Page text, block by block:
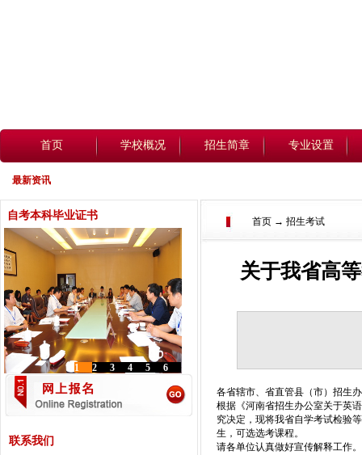
首页 学校概况 招生简章 专业设置
最新资讯
自考本科毕业证书
6
5
4
3
2
1
联系我们
首页 → 招生考试
关于我省高
各省辖市、省直管县（市）招生
根据《河南省招生办公室关于英
究决定，现将我省自学考试检验
生，可选选考课程。
请各单位认真做好宣传解释工作。